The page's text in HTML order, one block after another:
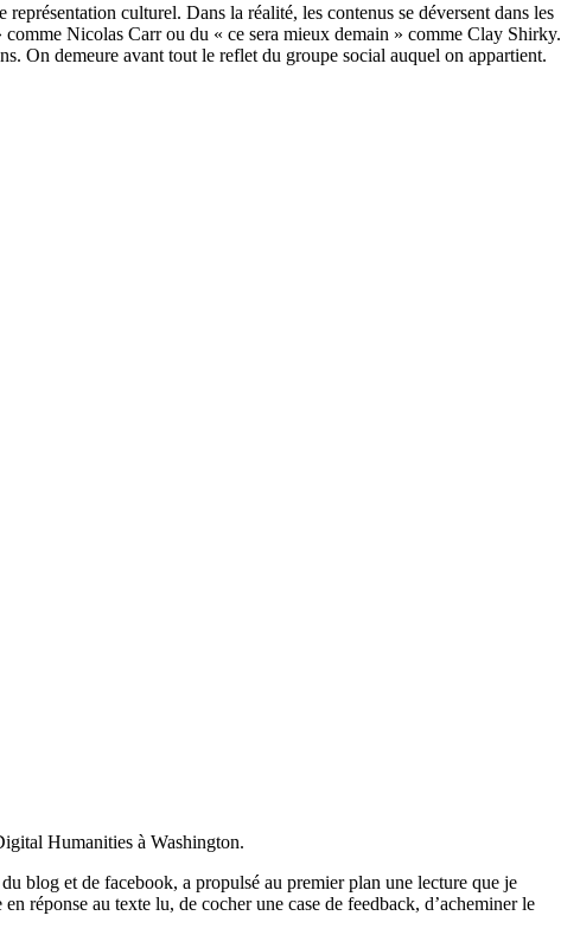
culturel. Dans la réalité, les contenus se déversent dans les
comme Nicolas Carr ou du « ce sera mieux demain » comme Clay Shirky.
On demeure avant tout le reflet du groupe social auquel on appartient.
Humanities à Washington.
blog et de facebook, a propulsé au premier plan une lecture que je
réponse au texte lu, de cocher une case de feedback, d’acheminer le